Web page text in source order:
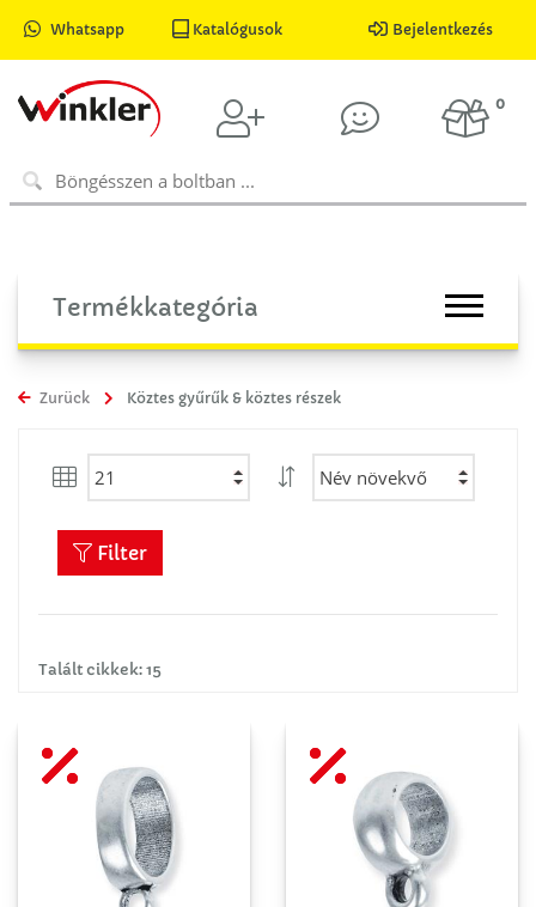
Whatsapp Katalógusok Bejelentkezés
0
Termékkategória
Zurück Köztes gyűrűk & köztes részek
Talált cikkek: 15
Filter